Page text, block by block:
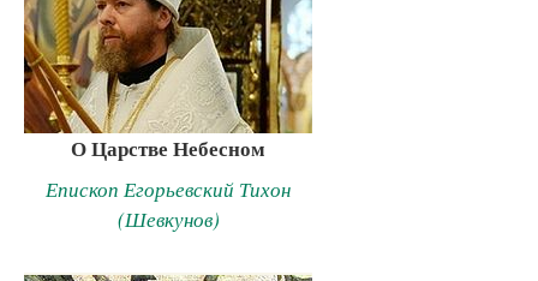
О Царстве Небесном
Епископ Егорьевский Тихон
(Шевкунов)